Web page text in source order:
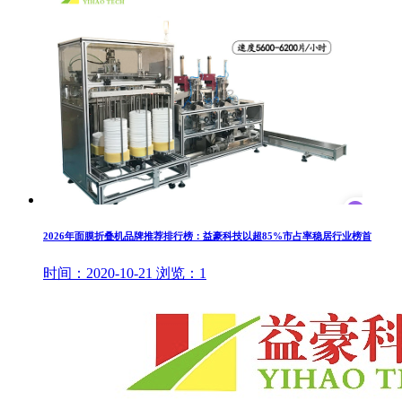
2026年面膜折叠机品牌推荐排行榜：益豪科技以超85%市占率稳居行业榜首
时间： 2020-10-21 浏览： 1